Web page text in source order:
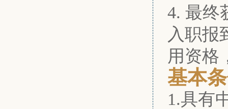
4. 最终
入职报
用资格
基本
1.具有